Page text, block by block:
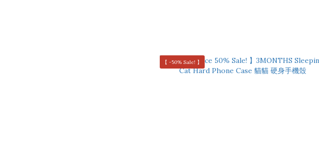
【 -50% Sale! 】